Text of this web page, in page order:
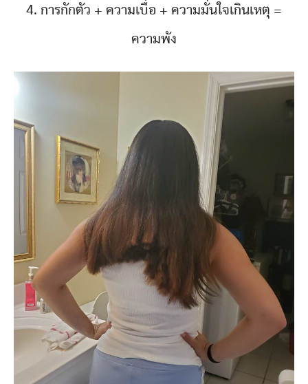
4. การกักตัว + ความเบื่อ + ความมั่นใจเกินเหตุ =
ความพัง